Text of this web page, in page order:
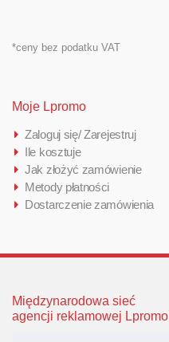
*ceny bez podatku VAT
Moje Lpromo
Zaloguj się/ Zarejestruj
Ile kosztuje
Jak złożyć zamówienie
Metody płatności
Dostarczenie zamówienia
Międzynarodowa sieć
agencji reklamowej Lpromo